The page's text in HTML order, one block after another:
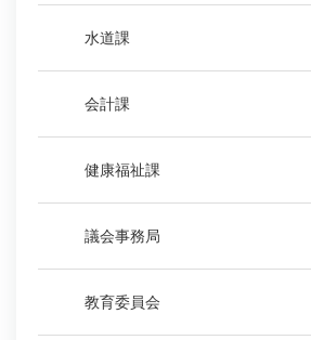
水道課
会計課
健康福祉課
議会事務局
教育委員会